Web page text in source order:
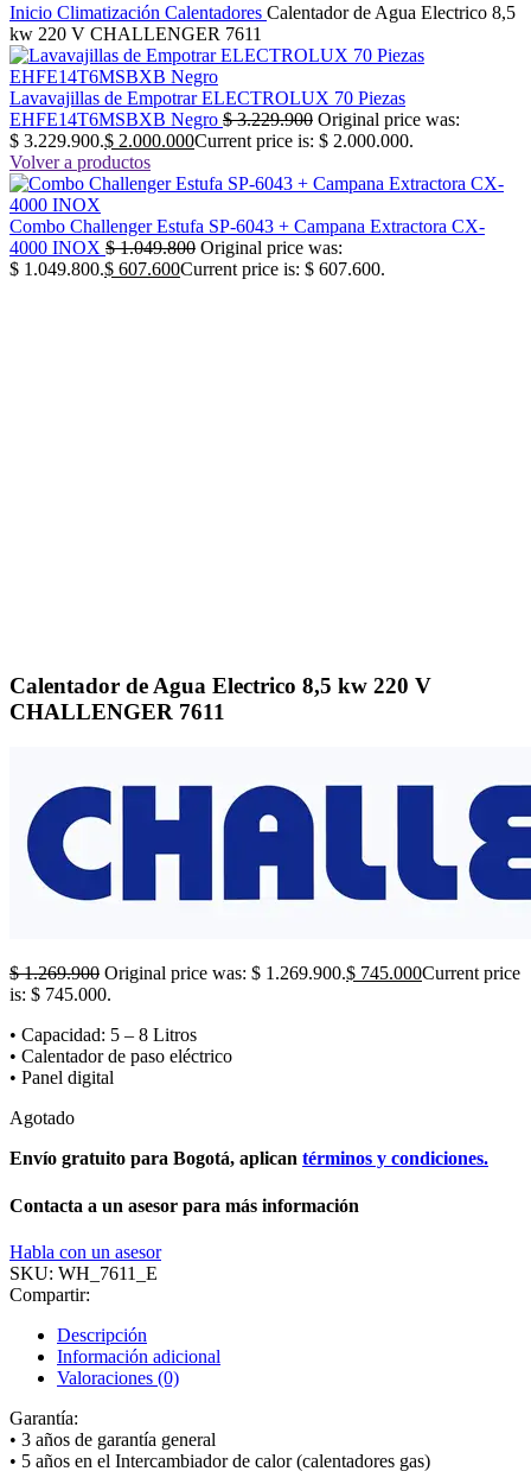
Inicio Climatización Calentadores Calentador de Agua Electrico 8,5
kw 220 V CHALLENGER 7611
Lavavajillas de Empotrar ELECTROLUX 70 Piezas
EHFE14T6MSBXB Negro $3.229.900 Original price was:
$ 3.229.900.$ 2.000.000Current price is: $ 2.000.000.
Volver a productos
Combo Challenger Estufa SP-6043 + Campana Extractora CX-
4000 INOX $1.049.800 Original price was:
$ 1.049.800.$ 607.600Current price is: $ 607.600.
Calentador de Agua Electrico 8,5 kw 220 V
CHALLENGER 7611
$1.269.900 Original price was: $ 1.269.900.$ 745.000Current price
is: $ 745.000.
• Capacidad: 5 – 8 Litros
• Calentador de paso eléctrico
• Panel digital
Agotado
Envío gratuito para Bogotá, aplican términos y condiciones.
Contacta a un asesor para más información
Habla con un asesor
SKU: WH_7611_E
Compartir:
Descripción
Información adicional
Valoraciones (0)
Garantía:
• 3 años de garantía general
• 5 años en el Intercambiador de calor (calentadores gas)